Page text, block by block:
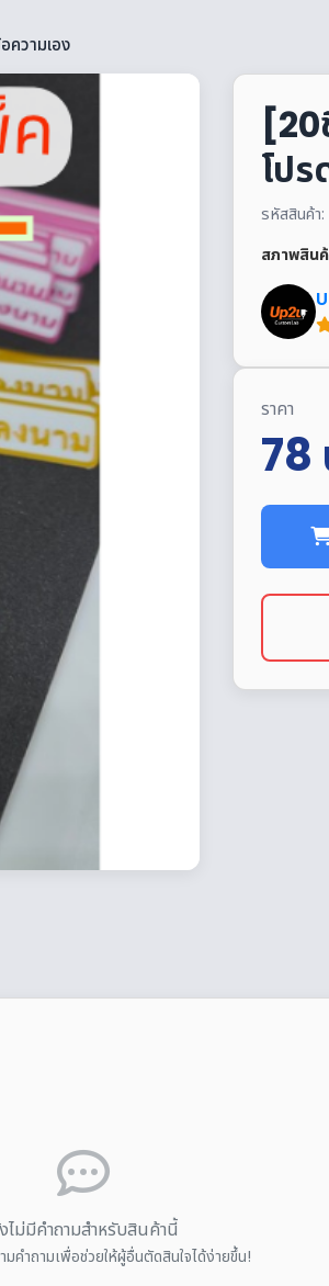
ความเอง
โป
รหัสสินค้
สภาพสิน
ราคา
78
ไม่มีคำถามสำหรับสินค้านี้
คำถามเพื่อช่วยให้ผู้อื่นตัดสินใจได้ง่ายขึ้น!